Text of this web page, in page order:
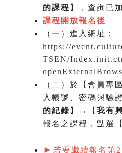
的課程 】，查詢已
課程開放報名後
（一） 進入網址：
https://
TSEN/
（二）於【會員專
入帳號、密碼與驗
的紀錄 】→【 我有
報名之課程，點選
► 若要繼續報名第